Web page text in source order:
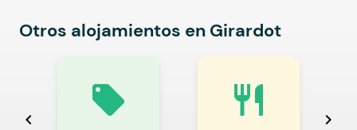
Otros alojamientos en Girardot
chevron_left
local_offer restaurant
chevron_right